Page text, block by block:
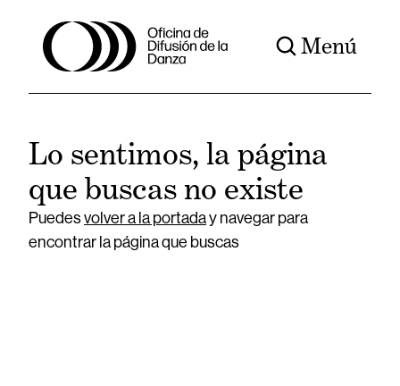
Menú
Lo sentimos, la página
que buscas no existe
Puedesvolver a la portaday navegar para
encontrar la página que buscas